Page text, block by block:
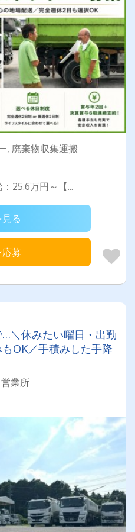
, 廃棄物収集運搬
25.6万円～【...
る
募
＼休みたい曜日・出勤
OK／手積みした手降
業所